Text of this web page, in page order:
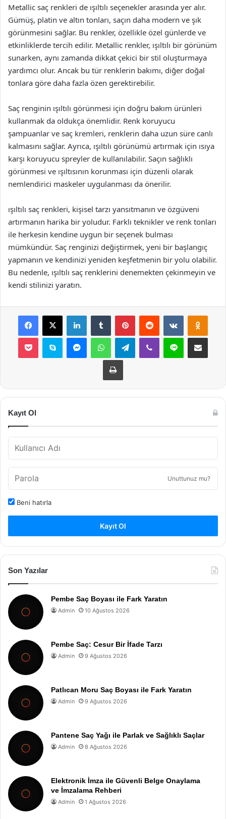
Metallic saç renkleri de ışıltılı seçenekler arasında yer alır.
Gümüş, platin ve altın tonları, saçın daha modern ve şık
görünmesini sağlar. Bu renkler, özellikle özel günlerde ve
etkinliklerde tercih edilir. Metallic renkler, ışıltılı bir görünüm
sunarken, aynı zamanda dikkat çekici bir stil oluşturmaya
yardımcı olur. Ancak bu tür renklerin bakımı, diğer doğal
tonlara göre daha fazla özen gerektirebilir.
Saç renginin ışıltılı görünmesi için doğru bakım ürünleri
kullanmak da oldukça önemlidir. Renk koruyucu
şampuanlar ve saç kremleri, renklerin daha uzun süre canlı
kalmasını sağlar. Ayrıca, ışıltılı görünümü artırmak için ısıya
karşı koruyucu spreyler de kullanılabilir. Saçın sağlıklı
görünmesi ve ışıltısının korunması için düzenli olarak
nemlendirici maskeler uygulanması da önerilir.
ışıltılı saç renkleri, kişisel tarzı yansıtmanın ve özgüveni
artırmanın harika bir yoludur. Farklı teknikler ve renk tonları
ile herkesin kendine uygun bir seçenek bulması
mümkündür. Saç renginizi değiştirmek, yeni bir başlangıç
yapmanın ve kendinizi yeniden keşfetmenin bir yolu olabilir.
Bu nedenle, ışıltılı saç renklerini denemekten çekinmeyin ve
kendi stilinizi yaratın.
Facebook
X LinkedInTumblr PinterestReddit VKontakte
Pocket Skype MessengerWhatsAppTelegramViber Line E-Posta ile
Yazdır
Kayıt Ol
Unuttunuz mu?
Beni hatırla
Kayıt Ol
Son Yazılar
Pembe Saç Boyası ile Fark Yaratın
Admin 10 Ağustos 2026
Pembe Saç: Cesur Bir İfade Tarzı
Admin 9 Ağustos 2026
Patlıcan Moru Saç Boyası ile Fark Yaratın
Admin 9 Ağustos 2026
Pantene Saç Yağı ile Parlak ve Sağlıklı Saçlar
Admin 8 Ağustos 2026
Elektronik İmza ile Güvenli Belge Onaylama
ve İmzalama Rehberi
Admin 1 Ağustos 2026